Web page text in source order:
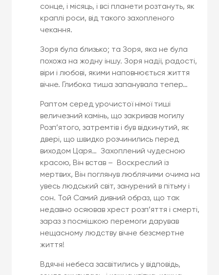
сонце, і місяць, і всі планети розтануть, як
краплі роси, від такого захопленого
чекання.
Зоря була близько; та Зоря, яка не була
похожа на жодну іншу. Зоря надії, радості,
віри і любові, якими наповнюється життя
вічне. Глибока тиша запанувала тепер…
Раптом серед урочистої німої тиші
величезний камінь, що закривав могилу
Розп’ятого, затремтів і був відкинутий, як
двері, що швидко розчинились перед
виходом Царя… Захоплений чудесною
красою, Він встав – Воскреслий із
мертвих, Він поглянув люблячими очима на
увесь людський світ, занурений в пітьму і
сон. Той Самий дивний образ, що так
недавно осяював хрест розп’яття і смерті,
зараз з посмішкою перемоги дарував
нещасному людству вічне безсмертне
життя!
Вдячні небеса засвітились у відповідь,